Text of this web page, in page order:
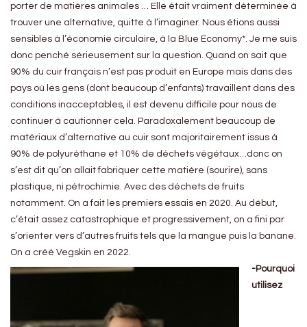
porter de matières animales … Elle était vraiment déterminée à
trouver une alternative, quitte à l’imaginer. Nous étions aussi
sensibles à l’économie circulaire, à la Blue Economy*. Je me suis
donc penché sérieusement sur la question. Quand on sait que
90% du cuir français n’est pas produit en Europe mais dans des
pays où les gens (dont beaucoup d’enfants) travaillent dans des
conditions inacceptables, il est devenu difficile pour nous de
continuer à cautionner cela. Paradoxalement beaucoup de
matériaux d’alternative au cuir sont majoritairement issus à
90% de polyuréthane et 10% de déchets végétaux…donc on
s’est dit qu’on allait fabriquer cette matière (sourire), sans
plastique, ni pétrochimie. Avec des déchets de fruits
notamment. On a fait les premiers essais en 2020. Au début,
c’était assez catastrophique et progressivement, on a fini par
s’orienter vers d’autres fruits tels que la mangue puis la banane.
On a créé Vegskin en 2022.
-Pourquoi
utilisez